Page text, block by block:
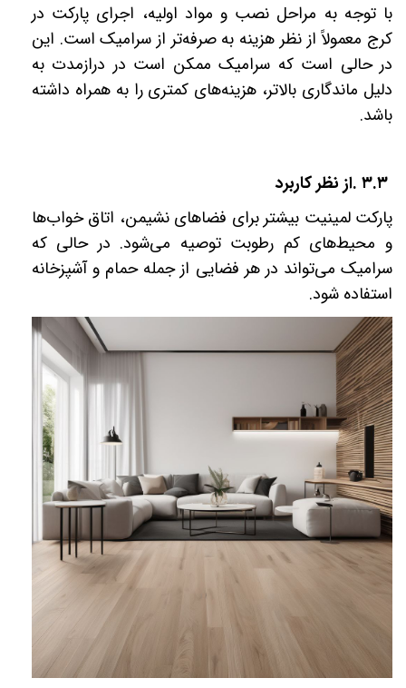
با توجه به مراحل نصب و مواد اولیه، اجرای پارکت در
کرج معمولاً از نظر هزینه به صرفه‌تر از سرامیک است. این
در حالی است که سرامیک ممکن است در درازمدت به
دلیل ماندگاری بالاتر، هزینه‌های کمتری را به همراه داشته
باشد.
۳.۳ .از نظر کاربرد
پارکت لمینیت بیشتر برای فضاهای نشیمن، اتاق خواب‌ها
و محیط‌های کم رطوبت توصیه می‌شود. در حالی که
سرامیک می‌تواند در هر فضایی از جمله حمام و آشپزخانه
استفاده شود.